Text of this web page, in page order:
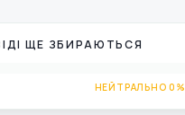
ЩЕ ЗБИРАЮТЬСЯ
НЕЙТРАЛЬНО 0%